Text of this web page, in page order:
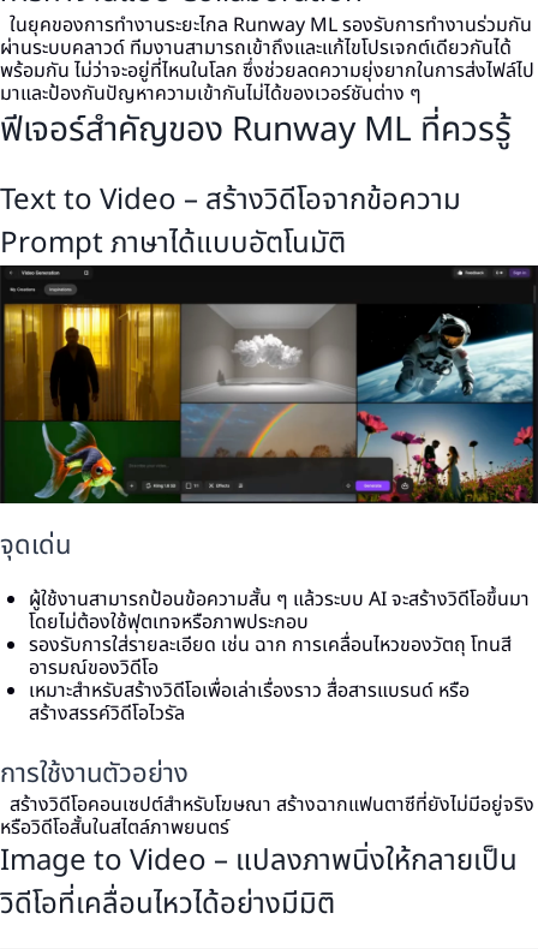
ในยุคของการทำงานระยะไกล Runway ML รองรับการทำงานร่วมกัน
ผ่านระบบคลาวด์ ทีมงานสามารถเข้าถึงและแก้ไขโปรเจกต์เดียวกันได้
พร้อมกัน ไม่ว่าจะอยู่ที่ไหนในโลก ซึ่งช่วยลดความยุ่งยากในการส่งไฟล์ไป
มาและป้องกันปัญหาความเข้ากันไม่ได้ของเวอร์ชันต่าง ๆ
ฟีเจอร์สำคัญของ Runway ML ที่ควรรู้
Text to Video – สร้างวิดีโอจากข้อความ
Prompt ภาษาได้แบบอัตโนมัติ
จุดเด่น
ผู้ใช้งานสามารถป้อนข้อความสั้น ๆ แล้วระบบ AI จะสร้างวิดีโอขึ้นมา
โดยไม่ต้องใช้ฟุตเทจหรือภาพประกอบ
รองรับการใส่รายละเอียด เช่น ฉาก การเคลื่อนไหวของวัตถุ โทนสี
อารมณ์ของวิดีโอ
เหมาะสำหรับสร้างวิดีโอเพื่อเล่าเรื่องราว สื่อสารแบรนด์ หรือ
สร้างสรรค์วิดีโอไวรัล
การใช้งานตัวอย่าง
สร้างวิดีโอคอนเซปต์สำหรับโฆษณา สร้างฉากแฟนตาซีที่ยังไม่มีอยู่จริง
หรือวิดีโอสั้นในสไตล์ภาพยนตร์
Image to Video – แปลงภาพนิ่งให้กลายเป็น
วิดีโอที่เคลื่อนไหวได้อย่างมีมิติ